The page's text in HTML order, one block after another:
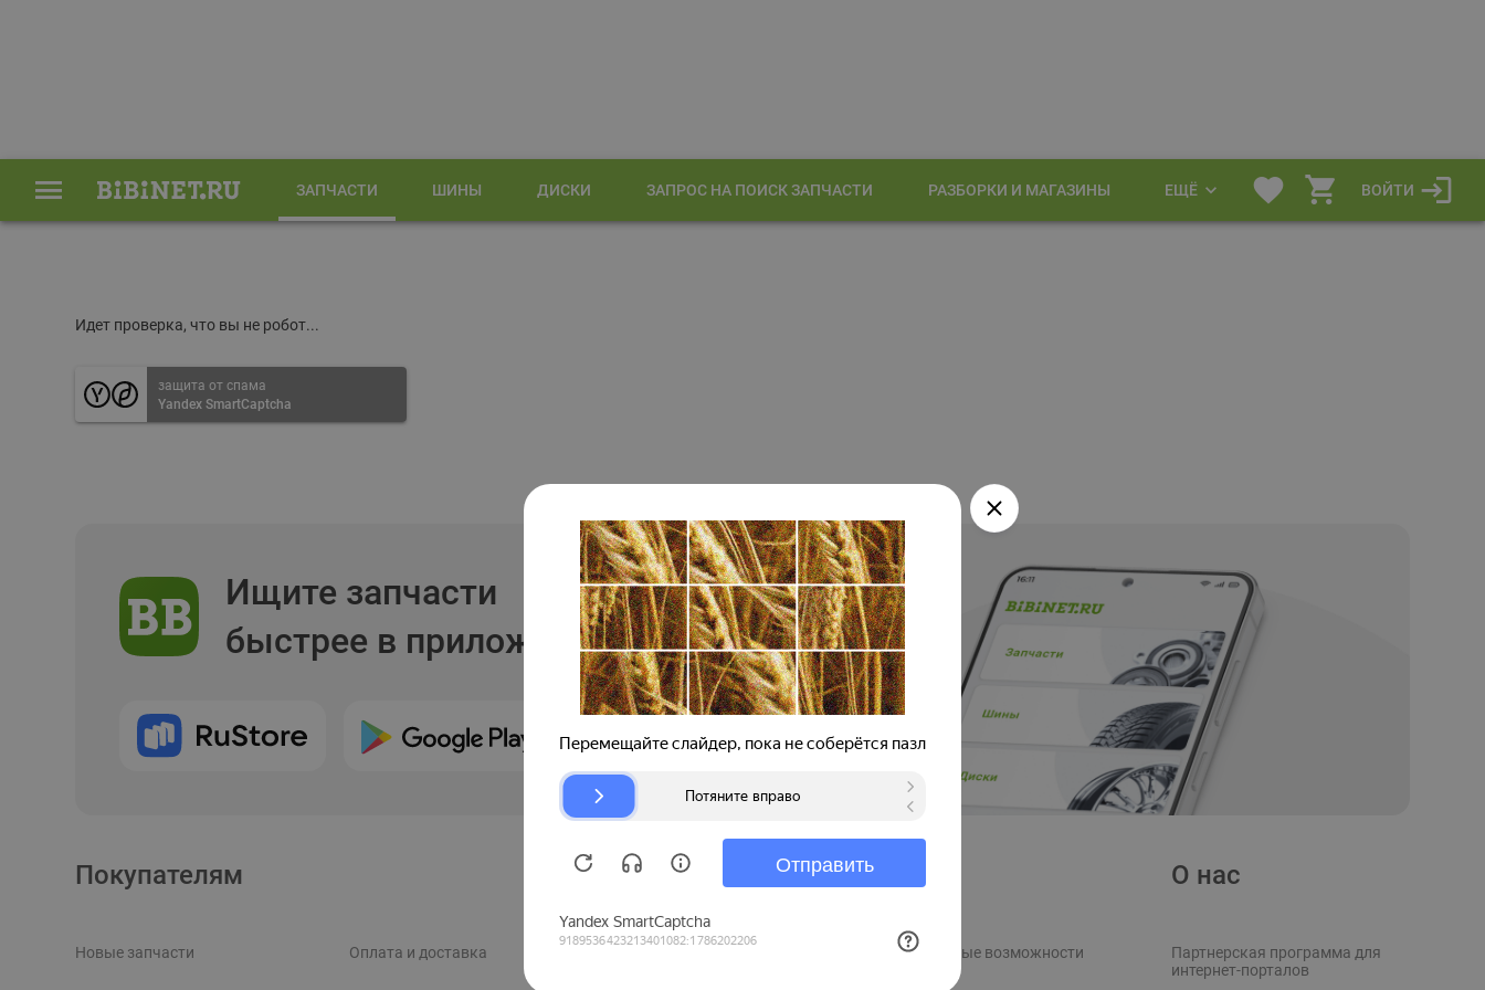
ЗАПЧАСТИ ШИНЫ ДИСКИ ЗАПРОС НА ПОИСК ЗАПЧАСТИ РАЗБОРКИ И МАГАЗИНЫ ЕЩЁ ВОЙТИ
Идет проверка, что вы не робот...
защита от спама
Yandex SmartCaptcha
Ищите запчасти
быстрее в приложении
Покупателям
Новые запчасти Оплата и доставка
Продавцам
Рекламные возможности
О нас
Партнерская программа для
интернет-порталов